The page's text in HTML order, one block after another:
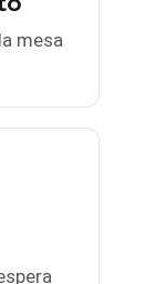
mesa